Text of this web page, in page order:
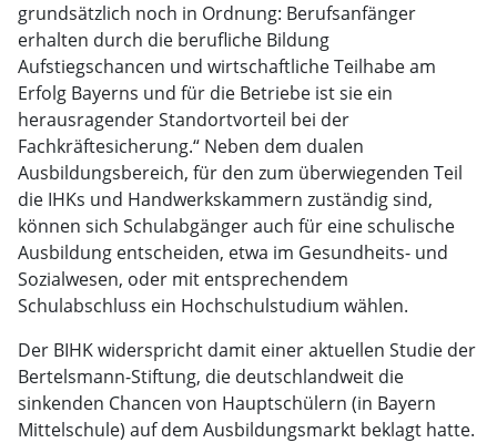
grundsätzlich noch in Ordnung: Berufsanfänger
erhalten durch die berufliche Bildung
Aufstiegschancen und wirtschaftliche Teilhabe am
Erfolg Bayerns und für die Betriebe ist sie ein
herausragender Standortvorteil bei der
Fachkräftesicherung.“ Neben dem dualen
Ausbildungsbereich, für den zum überwiegenden Teil
die IHKs und Handwerkskammern zuständig sind,
können sich Schulabgänger auch für eine schulische
Ausbildung entscheiden, etwa im Gesundheits- und
Sozialwesen, oder mit entsprechendem
Schulabschluss ein Hochschulstudium wählen.
Der BIHK widerspricht damit einer aktuellen Studie der
Bertelsmann-Stiftung, die deutschlandweit die
sinkenden Chancen von Hauptschülern (in Bayern
Mittelschule) auf dem Ausbildungsmarkt beklagt hatte.